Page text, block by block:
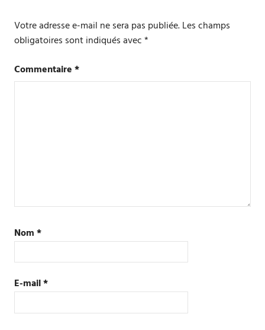
Votre adresse e-mail ne sera pas publiée.Les champs
obligatoires sont indiqués avec*
Commentaire*
Nom*
E-mail*